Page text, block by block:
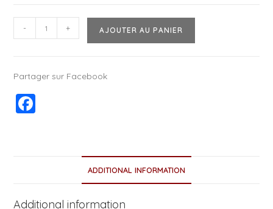
- + AJOUTER AU PANIER
Partager sur Facebook
o
ADDITIONAL INFORMATION
Additional information